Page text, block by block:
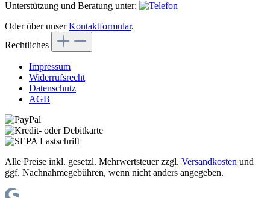
Unterstützung und Beratung unter:
Oder über unserKontaktformular.
Rechtliches
Impressum
Widerrufsrecht
Datenschutz
AGB
Alle Preise inkl. gesetzl. Mehrwertsteuer zzgl. Versandkosten und
ggf. Nachnahmegebühren, wenn nicht anders angegeben.